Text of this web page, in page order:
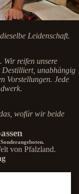
Leidenschaft.
Wir reifen unsere
Destilliert, unabhängig
Vorstellungen. Jede
wofür wir beide
von Pfalzland.